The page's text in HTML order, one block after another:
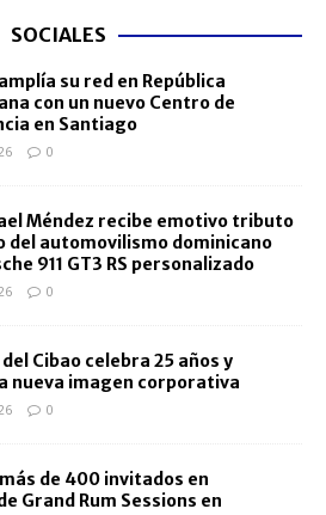
SOCIALES
su red en República
con un nuevo Centro de
en Santiago
0
Méndez recibe emotivo tributo
del automovilismo dominicano
911 GT3 RS personalizado
0
Cibao celebra 25 años y
nueva imagen corporativa
0
de 400 invitados en
Grand Rum Sessions en